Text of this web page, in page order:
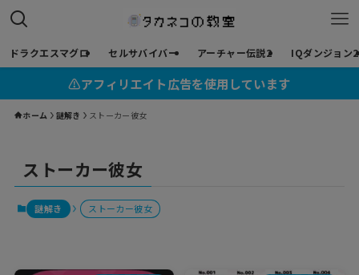
ドラクエスマグロ セルサバイバー アーチャー伝説2 IQダンジョン2
⚠︎アフィリエイト広告を使用しています
ホーム 謎解き ストーカー彼女
ストーカー彼女
謎解き ストーカー彼女